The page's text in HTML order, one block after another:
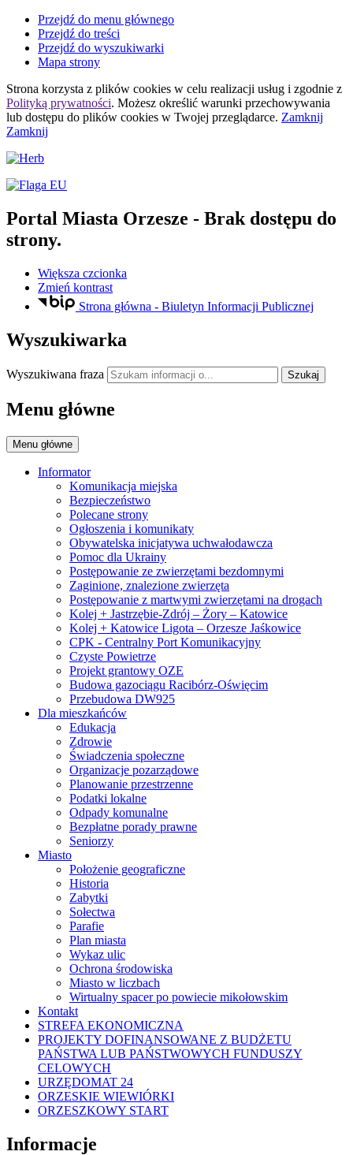
Przejdź do menu głównego
Przejdź do treści
Przejdź do wyszukiwarki
Mapa strony
Strona korzysta z plików cookies w celu realizacji usług i zgodnie z
Polityką prywatności. Możesz określić warunki przechowywania
lub dostępu do plików cookies w Twojej przeglądarce. Zamknij
Zamknij
Portal Miasta Orzesze - Brak dostępu do
strony.
Większa czcionka
Zmień kontrast
Strona główna - Biuletyn Informacji Publicznej
Wyszukiwarka
Wyszukiwana fraza Szukaj
Menu główne
Menu główne
Informator
Komunikacja miejska
Bezpieczeństwo
Polecane strony
Ogłoszenia i komunikaty
Obywatelska inicjatywa uchwałodawcza
Pomoc dla Ukrainy
Postępowanie ze zwierzętami bezdomnymi
Zaginione, znalezione zwierzęta
Postępowanie z martwymi zwierzętami na drogach
Kolej + Jastrzębie-Zdrój – Żory – Katowice
Kolej + Katowice Ligota – Orzesze Jaśkowice
CPK - Centralny Port Komunikacyjny
Czyste Powietrze
Projekt grantowy OZE
Budowa gazociągu Racibórz-Oświęcim
Przebudowa DW925
Dla mieszkańców
Edukacja
Zdrowie
Świadczenia społeczne
Organizacje pozarządowe
Planowanie przestrzenne
Podatki lokalne
Odpady komunalne
Bezpłatne porady prawne
Seniorzy
Miasto
Położenie geograficzne
Historia
Zabytki
Sołectwa
Parafie
Plan miasta
Wykaz ulic
Ochrona środowiska
Miasto w liczbach
Wirtualny spacer po powiecie mikołowskim
Kontakt
STREFA EKONOMICZNA
PROJEKTY DOFINANSOWANE Z BUDŻETU
PAŃSTWA LUB PAŃSTWOWYCH FUNDUSZY
CELOWYCH
URZĘDOMAT 24
ORZESKIE WIEWIÓRKI
ORZESZKOWY START
Informacje